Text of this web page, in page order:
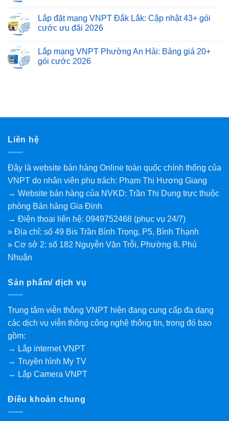
Lắp đặt mạng VNPT Đắk Lắk: Cập nhật 43+ gói
cước ưu đãi 2026
Lắp mạng VNPT Phường An Hải: Bảng giá 20+
gói cước 2026
Liên hệ
Đây là website bán hàng Online toàn quốc chính thống của
VNPT do nhân viên phụ trách: Phạm Thị Hương Giang
→ Website bán hàng của NVKD: Trần Thị Dung trực thuộc
phòng Bán hàng Gia Định
→ Điện thoại liên hệ: 0949752468 (phục vụ 24/7)
» Địa chỉ: số 49 Bis Trần Bình Trọng, P5, Bình Thạnh
» Cơ sở 2: số 182 Nguyễn Văn Trỗi, Phường 8, Phú
Nhuận
Sản phẩm/ dịch vụ
Trung tâm viễn thông VNPT hiện đang cung cấp đa dạng
các dịch vụ viễn thông công nghệ thông tin, trong đó bao
gồm:
→ Lắp internet VNPT
→ Truyền hình My TV
→ Lắp Camera VNPT
Điều khoản chung